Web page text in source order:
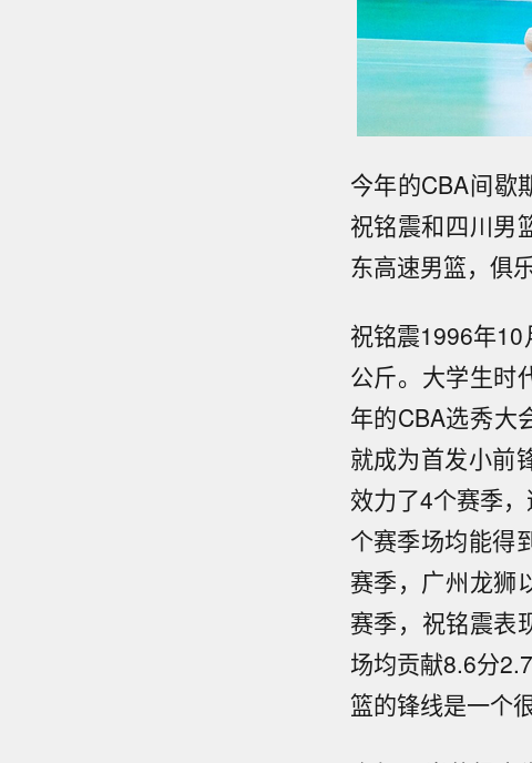
今年的CBA间歇
祝铭震和四川男
东高速男篮，俱
祝铭震1996年
公斤。大学生时
年的CBA选秀大
就成为首发小前
效力了4个赛季
个赛季场均能得
赛季，广州龙狮
赛季，祝铭震表
场均贡献8.6分
篮的锋线是一个